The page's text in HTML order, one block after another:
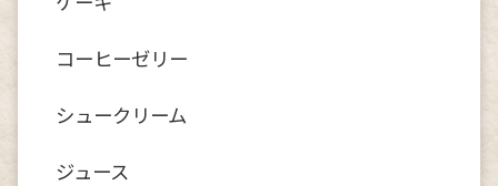
コーヒーゼリー
シュークリーム
ジュース